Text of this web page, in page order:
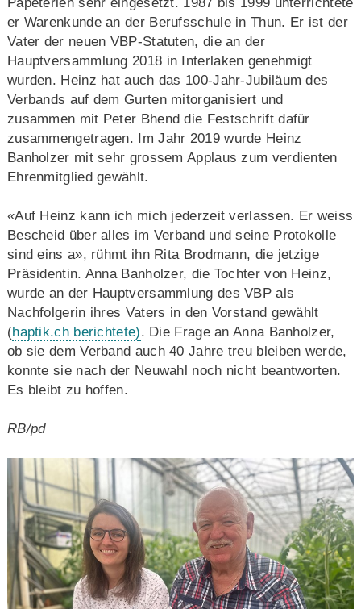
er Warenkunde an der Berufsschule in Thun. Er ist der
Vater der neuen VBP-Statuten, die an der
Hauptversammlung 2018 in Interlaken genehmigt
wurden. Heinz hat auch das 100-Jahr-Jubiläum des
Verbands auf dem Gurten mitorganisiert und
zusammen mit Peter Bhend die Festschrift dafür
zusammengetragen. Im Jahr 2019 wurde Heinz
Banholzer mit sehr grossem Applaus zum verdienten
Ehrenmitglied gewählt.
«Auf Heinz kann ich mich jederzeit verlassen. Er weiss
Bescheid über alles im Verband und seine Protokolle
sind eins a», rühmt ihn Rita Brodmann, die jetzige
Präsidentin. Anna Banholzer, die Tochter von Heinz,
wurde an der Hauptversammlung des VBP als
Nachfolgerin ihres Vaters in den Vorstand gewählt
(haptik.ch berichtete). Die Frage an Anna Banholzer,
ob sie dem Verband auch 40 Jahre treu bleiben werde,
konnte sie nach der Neuwahl noch nicht beantworten.
Es bleibt zu hoffen.
RB/pd